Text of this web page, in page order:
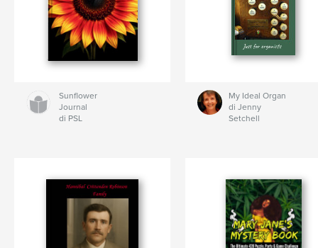
Sunflower
Journal
di PSL
My Ideal Organ
di Jenny
Setchell